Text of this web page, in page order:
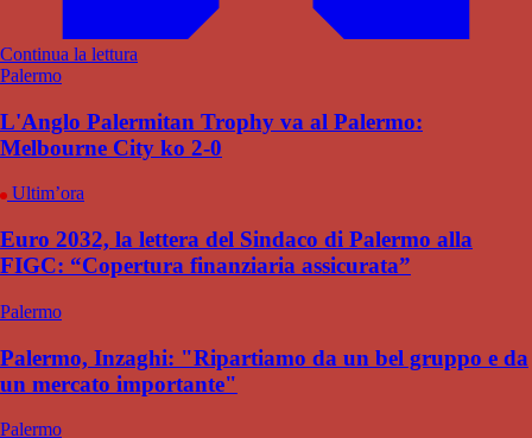
Continua la lettura
Palermo
L'Anglo Palermitan Trophy va al Palermo:
Melbourne City ko 2-0
Ultim’ora
Euro 2032, la lettera del Sindaco di Palermo alla
FIGC: “Copertura finanziaria assicurata”
Palermo
Palermo, Inzaghi: "Ripartiamo da un bel gruppo e da
un mercato importante"
Palermo